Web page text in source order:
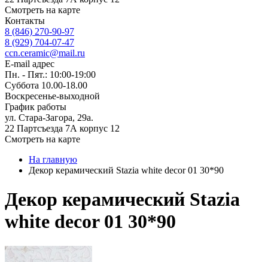
Смотреть на карте
Контакты
8 (846) 270-90-97
8 (929) 704-07-47
ccn.ceramic@mail.ru
E-mail адрес
Пн. - Пят.: 10:00-19:00
Суббота 10.00-18.00
Воскресенье-выходной
График работы
ул. Стара-Загора, 29а.
22 Партсъезда 7А корпус 12
Смотреть на карте
На главную
Декор керамический Stazia white decor 01 30*90
Декор керамический Stazia
white decor 01 30*90